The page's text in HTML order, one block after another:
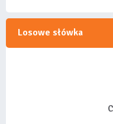
Losowe słówka